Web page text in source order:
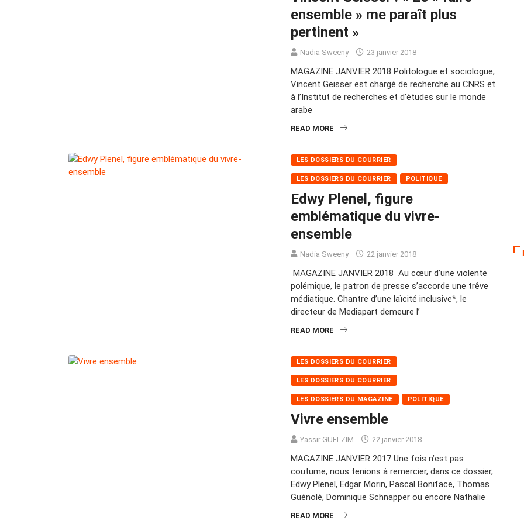
ensemble » me paraît plus
pertinent »
Nadia Sweeny 23 janvier 2018
MAGAZINE JANVIER 2018 Politologue et sociologue,
Vincent Geisser est chargé de recherche au CNRS et
à l’Institut de recherches et d’études sur le monde
arabe
READ MORE
LES DOSSIERS DU COURRIER
LES DOSSIERS DU COURRIER POLITIQUE
Edwy Plenel, figure
emblématique du vivre-
ensemble
Nadia Sweeny 22 janvier 2018
MAGAZINE JANVIER 2018 Au cœur d’une violente
polémique, le patron de presse s’accorde une trêve
médiatique. Chantre d’une laïcité inclusive*, le
directeur de Mediapart demeure l’
READ MORE
LES DOSSIERS DU COURRIER
LES DOSSIERS DU COURRIER
LES DOSSIERS DU MAGAZINE POLITIQUE
Vivre ensemble
Yassir GUELZIM 22 janvier 2018
MAGAZINE JANVIER 2017 Une fois n’est pas
coutume, nous tenions à remercier, dans ce dossier,
Edwy Plenel, Edgar Morin, Pascal Boniface, Thomas
Guénolé, Dominique Schnapper ou encore Nathalie
READ MORE